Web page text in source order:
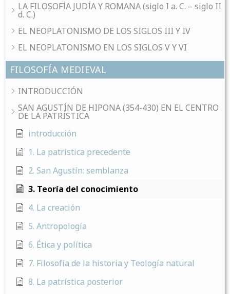
LA FILOSOFÍA JUDÍA Y ROMANA (siglo I a. C. – siglo II
d. C.)
EL NEOPLATONISMO DE LOS SIGLOS III Y IV
EL NEOPLATONISMO EN LOS SIGLOS V Y VI
FILOSOFÍA MEDIEVAL
INTRODUCCIÓN
SAN AGUSTÍN DE HIPONA (354-430) EN EL CENTRO
DE LA PATRÍSTICA
introducción
1. La patrística precedente
2. San Agustín: semblanza
3. Teoría del conocimiento
4. La creación
5. Antropología
6. Ética y política
7. Filosofía de la historia y Teología natural
8. La patrística posterior